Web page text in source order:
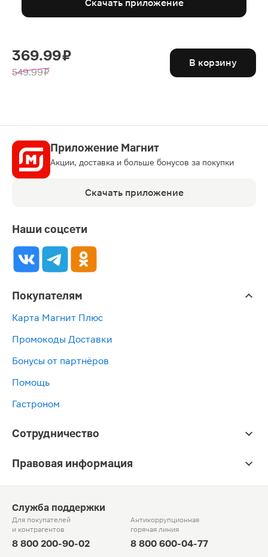
Скачать приложение
369.99 ₽
549.99 ₽
В корзину
Приложение Магнит
Акции, доставка и больше бонусов за покупки
Скачать приложение
Наши соцсети
Покупателям
Карта Магнит Плюс
Промокоды Доставки
Бонусы от партнёров
Помощь
Гастроном
Сотрудничество
Правовая информация
Служба поддержки
Для покупателей
и контрагентов
8 800 200-90-02
Антикоррупционная
горячая линия
8 800 600-04-77